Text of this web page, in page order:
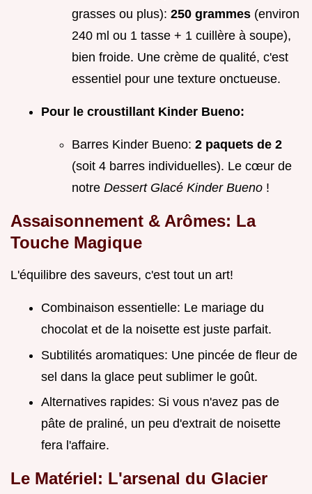
grasses ou plus): 250 grammes (environ
240 ml ou 1 tasse + 1 cuillère à soupe),
bien froide. Une crème de qualité, c'est
essentiel pour une texture onctueuse.
Pour le croustillant Kinder Bueno:
Barres Kinder Bueno: 2 paquets de 2
(soit 4 barres individuelles). Le cœur de
notre Dessert Glacé Kinder Bueno !
Assaisonnement & Arômes: La
Touche Magique
L'équilibre des saveurs, c'est tout un art!
Combinaison essentielle: Le mariage du
chocolat et de la noisette est juste parfait.
Subtilités aromatiques: Une pincée de fleur de
sel dans la glace peut sublimer le goût.
Alternatives rapides: Si vous n'avez pas de
pâte de praliné, un peu d'extrait de noisette
fera l'affaire.
Le Matériel: L'arsenal du Glacier